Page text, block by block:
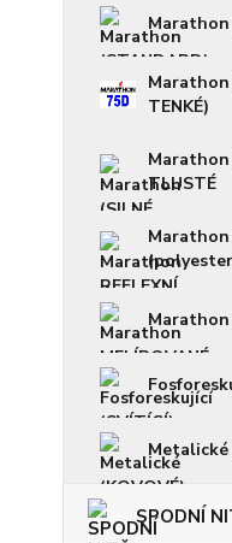
Marathon
Marathon
TENKÉ)
Marathon
TLUSTÉ
Marathon
Marathon
Metalické
SPODNÍ